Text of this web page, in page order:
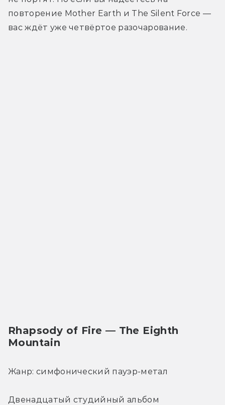
повторение Mother Earth и The Silent Force —
вас ждёт уже четвёртое разочарование.
Rhapsody of Fire — The Eighth
Mountain
Жанр: симфонический пауэр-метал
Двенадцатый студийный альбом